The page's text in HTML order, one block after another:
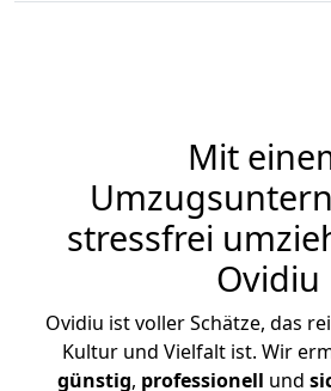
Mit
stressfrei
Ovidiu
Ovidiu ist voller Schätze, das
Kultur und Vielfalt ist. Wir
günstig, professionell und